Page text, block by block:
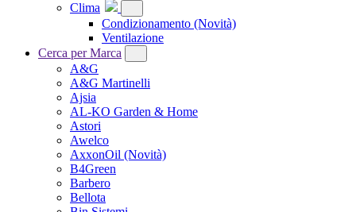
Clima
Condizionamento (Novità)
Ventilazione
Cerca per Marca
A&G
A&G Martinelli
Ajsia
AL-KO Garden & Home
Astori
Awelco
AxxonOil (Novità)
B4Green
Barbero
Bellota